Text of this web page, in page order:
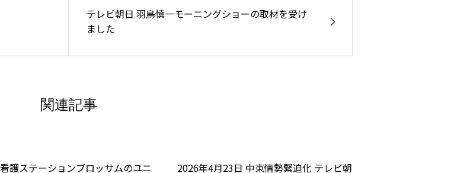
テレビ朝日 羽鳥慎一モーニングショーの取材を受け
ました
関連記事
護ステーションブロッサムのユニ
2026年4月23日 中東情勢緊迫化 テレビ朝